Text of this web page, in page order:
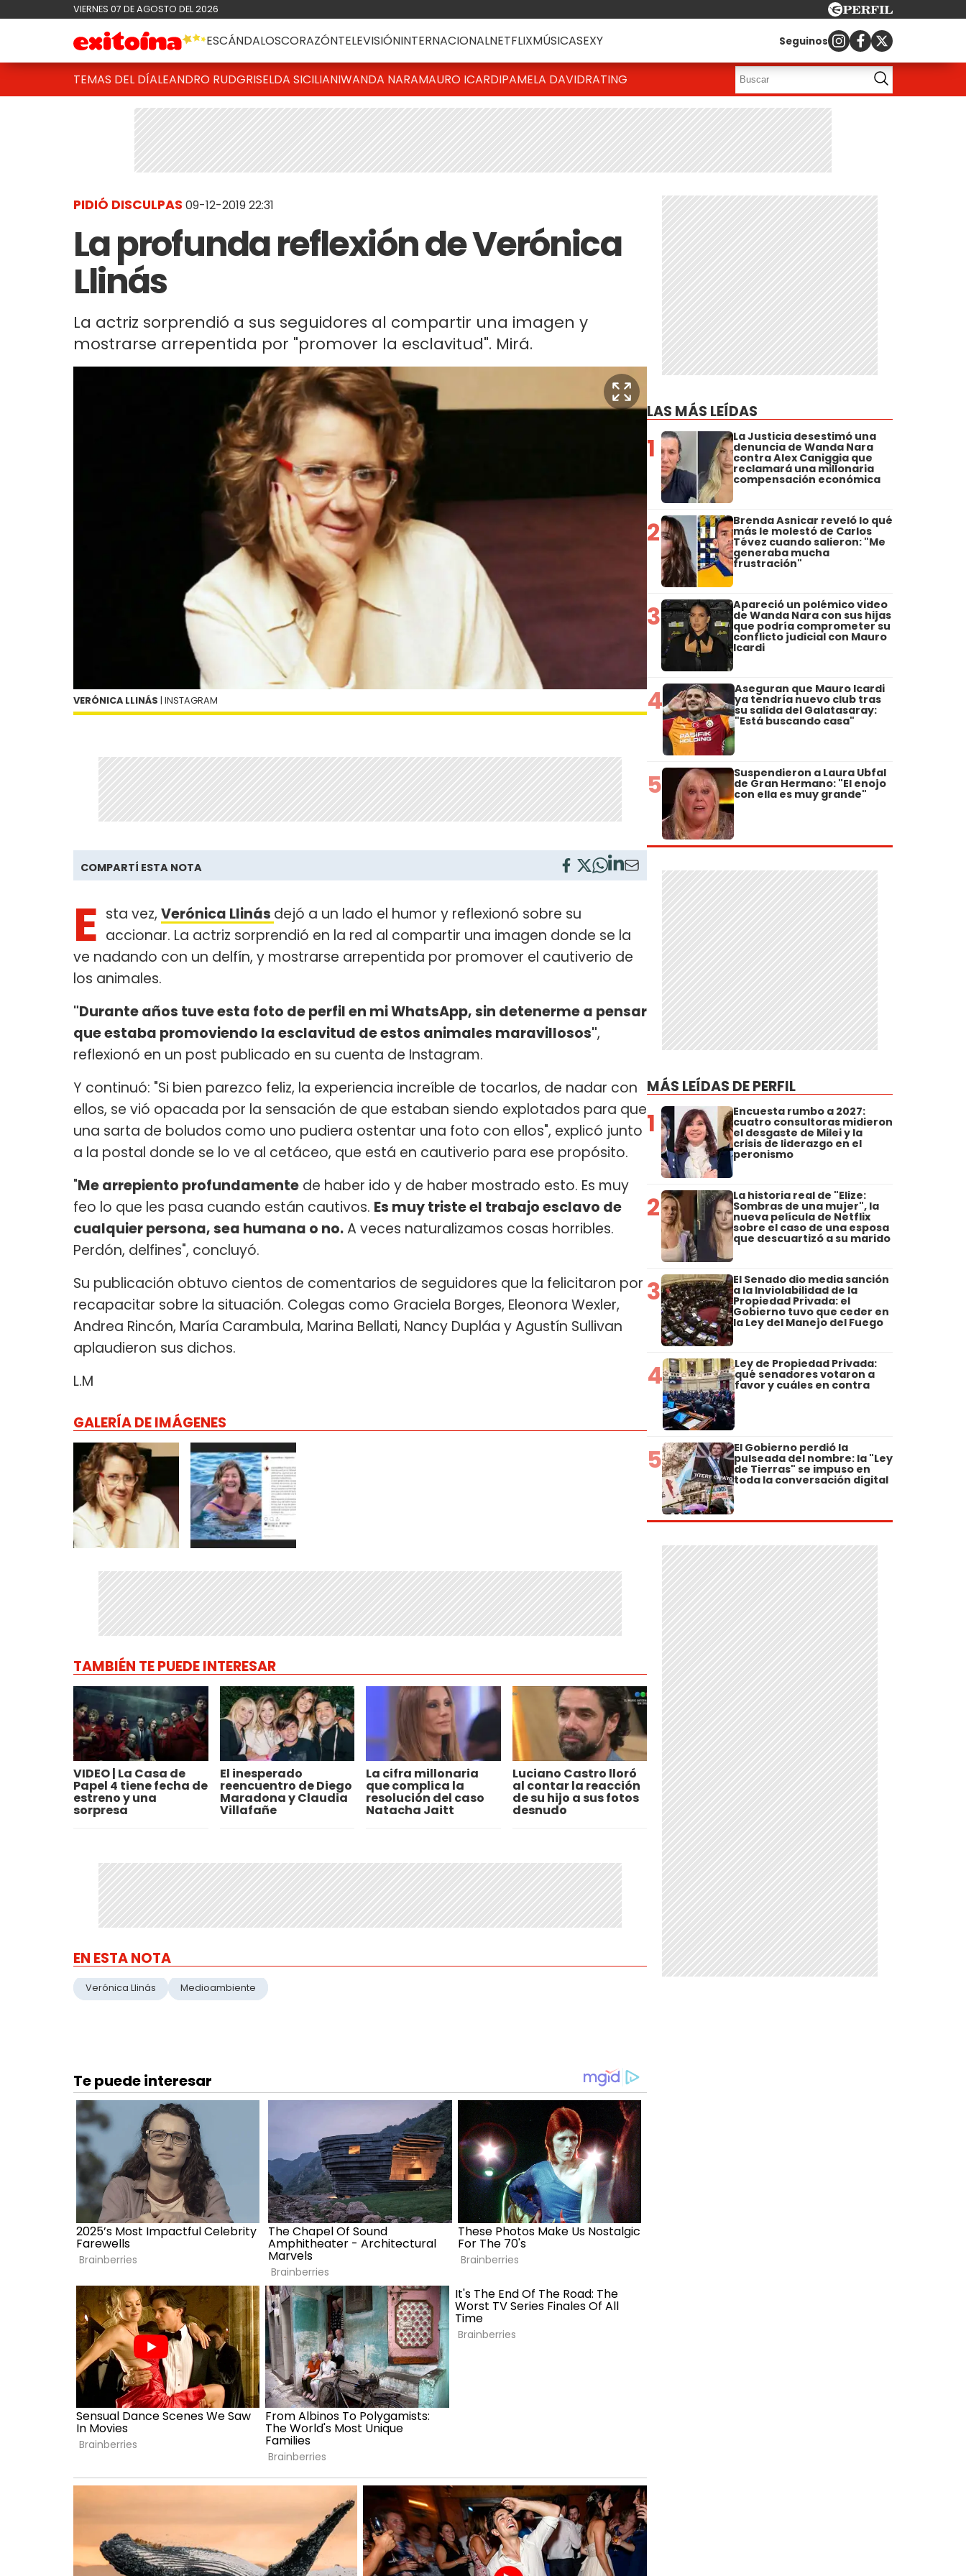
VIERNES 07 DE AGOSTO DEL 2026
ESCÁNDALOSCORAZÓNTELEVISIÓNINTERNACIONALNETFLIXMÚSICASEXY Seguinos
TEMAS DEL DÍALEANDRO RUDGRISELDA SICILIANIWANDA NARAMAURO ICARDIPAMELA DAVIDRATING
PIDIÓ DISCULPAS 09-12-2019 22:31
La profunda reflexión de Verónica
Llinás
La actriz sorprendió a sus seguidores al compartir una imagen y
mostrarse arrepentida por "promover la esclavitud". Mirá.
VERÓNICA LLINÁS | INSTAGRAM
COMPARTÍ ESTA NOTA
E sta vez, Verónica Llinás dejó a un lado el humor y reflexionó sobre su
accionar. La actriz sorprendió en la red al compartir una imagen donde se la
ve nadando con un delfín, y mostrarse arrepentida por promover el cautiverio de
los animales.
"Durante años tuve esta foto de perfil en mi WhatsApp, sin detenerme a pensar
que estaba promoviendo la esclavitud de estos animales maravillosos",
reflexionó en un post publicado en su cuenta de Instagram.
Y continuó: "Si bien parezco feliz, la experiencia increíble de tocarlos, de nadar con
ellos, se vió opacada por la sensación de que estaban siendo explotados para que
una sarta de boludos como uno pudiera ostentar una foto con ellos", explicó junto
a la postal donde se lo ve al cetáceo, que está en cautiverio para ese propósito.
"Me arrepiento profundamente de haber ido y de haber mostrado esto. Es muy
feo lo que les pasa cuando están cautivos. Es muy triste el trabajo esclavo de
cualquier persona, sea humana o no.A veces naturalizamos cosas horribles.
Perdón, delfines", concluyó.
Su publicación obtuvo cientos de comentarios de seguidores que la felicitaron por
recapacitar sobre la situación. Colegas como Graciela Borges, Eleonora Wexler,
Andrea Rincón, María Carambula, Marina Bellati, Nancy Dupláa y Agustín Sullivan
aplaudieron sus dichos.
L.M
GALERÍA DE IMÁGENES
TAMBIÉN TE PUEDE INTERESAR
VIDEO | La Casa de
Papel 4 tiene fecha de
estreno y una
sorpresa
El inesperado
reencuentro de Diego
Maradona y Claudia
Villafañe
La cifra millonaria
que complica la
resolución del caso
Natacha Jaitt
Luciano Castro lloró
al contar la reacción
de su hijo a sus fotos
desnudo
EN ESTA NOTA
Verónica Llinás Medioambiente
LAS MÁS LEÍDAS
1 La Justicia desestimó una
denuncia de Wanda Nara
contra Alex Caniggia que
reclamará una millonaria
compensación económica
2 Brenda Asnicar reveló lo qué
más le molestó de Carlos
Tévez cuando salieron: "Me
generaba mucha
frustración"
3 Apareció un polémico video
de Wanda Nara con sus hijas
que podría comprometer su
conflicto judicial con Mauro
Icardi
4 Aseguran que Mauro Icardi
ya tendría nuevo club tras
su salida del Galatasaray:
"Está buscando casa"
5 Suspendieron a Laura Ubfal
de Gran Hermano: "El enojo
con ella es muy grande"
MÁS LEÍDAS DE PERFIL
1 Encuesta rumbo a 2027:
cuatro consultoras midieron
el desgaste de Milei y la
crisis de liderazgo en el
peronismo
2 La historia real de "Elize:
Sombras de una mujer", la
nueva película de Netflix
sobre el caso de una esposa
que descuartizó a su marido
3 El Senado dio media sanción
a la Inviolabilidad de la
Propiedad Privada: el
Gobierno tuvo que ceder en
la Ley del Manejo del Fuego
4 Ley de Propiedad Privada:
qué senadores votaron a
favor y cuáles en contra
5 El Gobierno perdió la
pulseada del nombre: la "Ley
de Tierras" se impuso en
toda la conversación digital